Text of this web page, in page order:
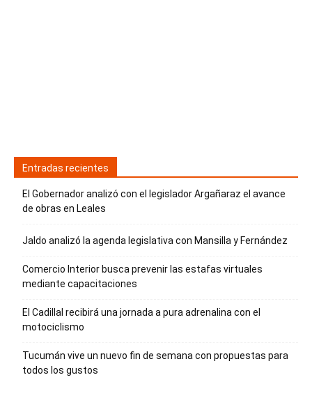
Entradas recientes
El Gobernador analizó con el legislador Argañaraz el avance
de obras en Leales
Jaldo analizó la agenda legislativa con Mansilla y Fernández
Comercio Interior busca prevenir las estafas virtuales
mediante capacitaciones
El Cadillal recibirá una jornada a pura adrenalina con el
motociclismo
Tucumán vive un nuevo fin de semana con propuestas para
todos los gustos